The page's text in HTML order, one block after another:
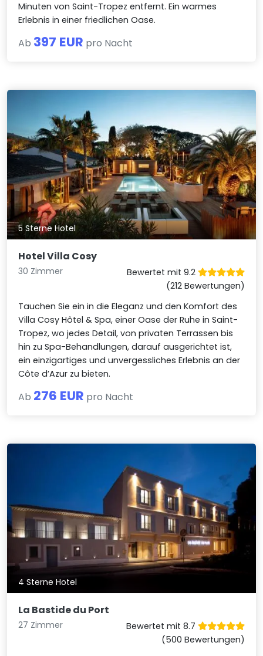
Minuten von Saint-Tropez entfernt. Ein warmes
Erlebnis in einer friedlichen Oase.
Ab 397 EUR pro Nacht
5 Sterne Hotel
Hotel Villa Cosy
30 Zimmer
Bewertet mit 9.2
(212 Bewertungen)
Tauchen Sie ein in die Eleganz und den Komfort des
Villa Cosy Hôtel & Spa, einer Oase der Ruhe in Saint-
Tropez, wo jedes Detail, von privaten Terrassen bis
hin zu Spa-Behandlungen, darauf ausgerichtet ist,
ein einzigartiges und unvergessliches Erlebnis an der
Côte d’Azur zu bieten.
Ab 276 EUR pro Nacht
4 Sterne Hotel
La Bastide du Port
27 Zimmer
Bewertet mit 8.7
(500 Bewertungen)